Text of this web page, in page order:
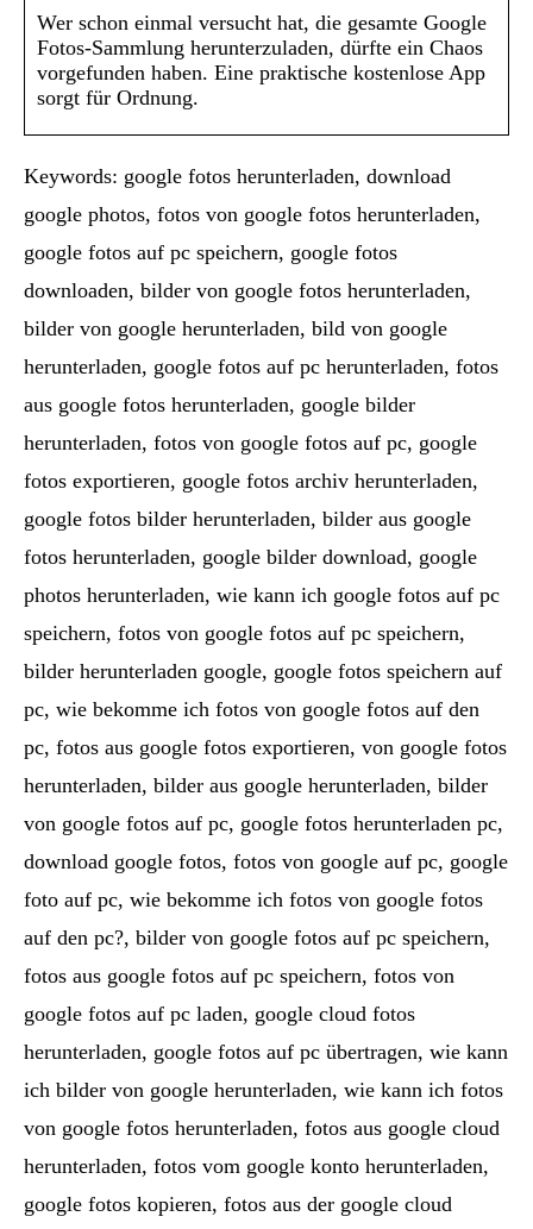
Wer schon einmal versucht hat, die gesamte Google
Fotos-Sammlung herunterzuladen, dürfte ein Chaos
vorgefunden haben. Eine praktische kostenlose App
sorgt für Ordnung.
Keywords: google fotos herunterladen, download
google photos, fotos von google fotos herunterladen,
google fotos auf pc speichern, google fotos
downloaden, bilder von google fotos herunterladen,
bilder von google herunterladen, bild von google
herunterladen, google fotos auf pc herunterladen, fotos
aus google fotos herunterladen, google bilder
herunterladen, fotos von google fotos auf pc, google
fotos exportieren, google fotos archiv herunterladen,
google fotos bilder herunterladen, bilder aus google
fotos herunterladen, google bilder download, google
photos herunterladen, wie kann ich google fotos auf pc
speichern, fotos von google fotos auf pc speichern,
bilder herunterladen google, google fotos speichern auf
pc, wie bekomme ich fotos von google fotos auf den
pc, fotos aus google fotos exportieren, von google fotos
herunterladen, bilder aus google herunterladen, bilder
von google fotos auf pc, google fotos herunterladen pc,
download google fotos, fotos von google auf pc, google
foto auf pc, wie bekomme ich fotos von google fotos
auf den pc?, bilder von google fotos auf pc speichern,
fotos aus google fotos auf pc speichern, fotos von
google fotos auf pc laden, google cloud fotos
herunterladen, google fotos auf pc übertragen, wie kann
ich bilder von google herunterladen, wie kann ich fotos
von google fotos herunterladen, fotos aus google cloud
herunterladen, fotos vom google konto herunterladen,
google fotos kopieren, fotos aus der google cloud